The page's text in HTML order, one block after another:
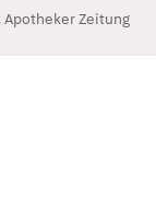
Zeitung